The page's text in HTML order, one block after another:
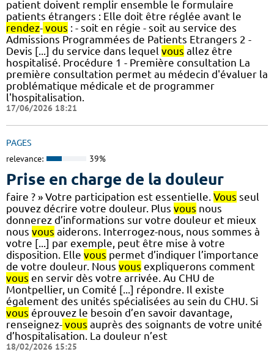
patient doivent remplir ensemble le formulaire
patients étrangers : Elle doit être réglée avant le
rendez- vous : - soit en régie - soit au service des
Admissions Programmées de Patients Etrangers 2 -
Devis [...] du service dans lequel vous allez être
hospitalisé. Procédure 1 - Première consultation La
première consultation permet au médecin d'évaluer la
problématique médicale et de programmer
l'hospitalisation.
17/06/2026 18:21
PAGES
relevance: 39%
Prise en charge de la douleur
faire ? » Votre participation est essentielle. Vous seul
pouvez décrire votre douleur. Plus vous nous
donnerez d’informations sur votre douleur et mieux
nous vous aiderons. Interrogez-nous, nous sommes à
votre [...] par exemple, peut être mise à votre
disposition. Elle vous permet d’indiquer l’importance
de votre douleur. Nous vous expliquerons comment
vous en servir dès votre arrivée. Au CHU de
Montpellier, un Comité [...] répondre. Il existe
également des unités spécialisées au sein du CHU. Si
vous éprouvez le besoin d’en savoir davantage,
renseignez- vous auprès des soignants de votre unité
d’hospitalisation. La douleur n’est
18/02/2026 15:25